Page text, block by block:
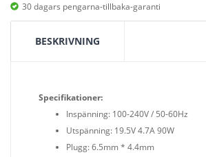
30 dagars pengarna-tillbaka-garanti
BESKRIVNING
Specifikationer:
Inspänning: 100-240V / 50-60Hz
Utspänning: 19.5V 4.7A 90W
Plugg: 6.5mm * 4.4mm